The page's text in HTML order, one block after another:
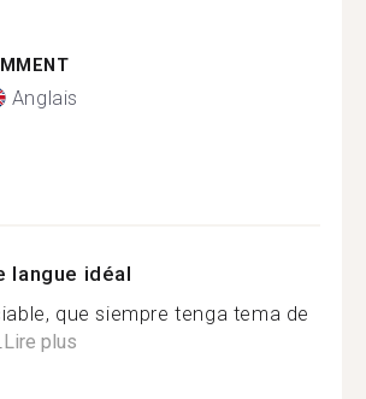
Anglais
langue idéal
que siempre tenga tema de
Lire plus